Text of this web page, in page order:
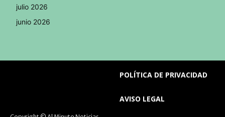
julio 2026
junio 2026
POLÍTICA DE PRIVACIDAD
AVISO LEGAL